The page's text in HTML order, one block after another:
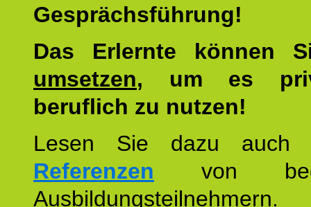
Gesprächsführung!
Das Erlernte können
umsetzen, um es
beruflich zu nutzen!
Lesen Sie dazu
Referenzen von
Ausbildungsteilnehmern.